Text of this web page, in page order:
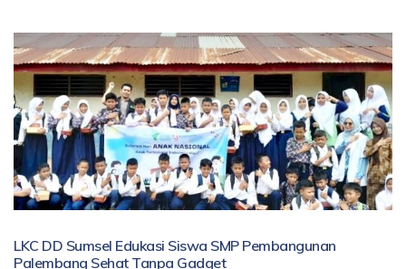
LKC DD Sumsel Edukasi Siswa SMP Pembangunan
Palembang Sehat Tanpa Gadget